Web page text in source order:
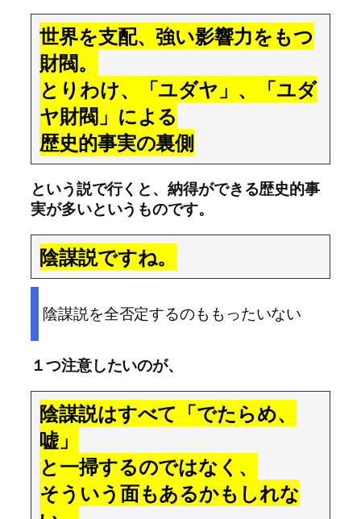
世界を支配、強い影響力をもつ
財閥。
とりわけ、「ユダヤ」、「ユダ
ヤ財閥」による
歴史的事実の裏側
という説で行くと、納得ができる歴史的事
実が多いというものです。
陰謀説ですね。
陰謀説を全否定するのももったいない
１つ注意したいのが、
陰謀説はすべて「でたらめ、
嘘」
と一掃するのではなく、
そういう面もあるかもしれな